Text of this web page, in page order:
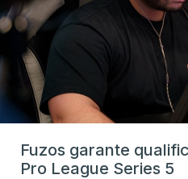
Fuzos garante
Pro League Series 5